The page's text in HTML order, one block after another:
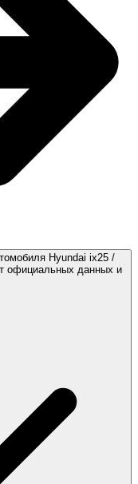
Hyundai ix25 /
официальных данных и